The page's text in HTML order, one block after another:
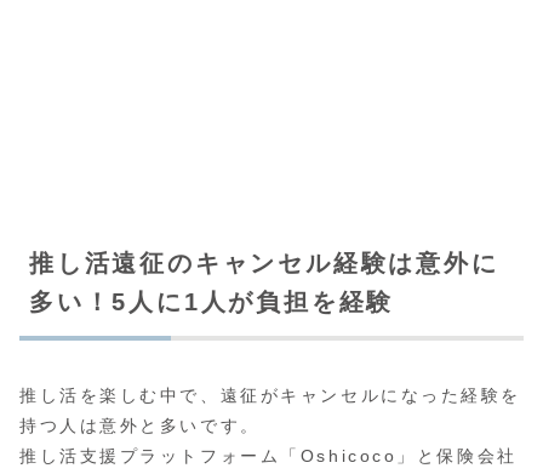
推し活遠征のキャンセル経験は意外に
多い！5人に1人が負担を経験
推し活を楽しむ中で、遠征がキャンセルになった経験を
持つ人は意外と多いです。
推し活支援プラットフォーム「Oshicoco」と保険会社